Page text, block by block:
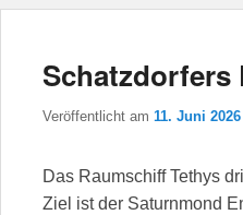
Schatzdorfers
Veröffentlicht am 11. Juni 2026
Das Raumschiff Tethys
Ziel ist der Saturnmond